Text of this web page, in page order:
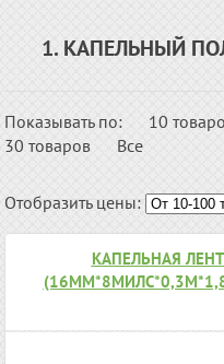
1. КАПЕЛЬНЫЙ
Показывать по: 10
30 товаров
Все
Отобразить цены:
КАПЕЛЬНАЯ